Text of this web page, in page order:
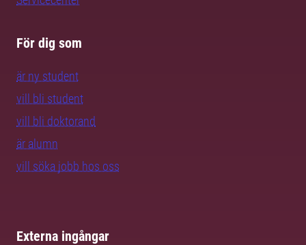
För dig som
är ny student
vill bli student
vill bli doktorand
är alumn
vill söka jobb hos oss
Externa ingångar